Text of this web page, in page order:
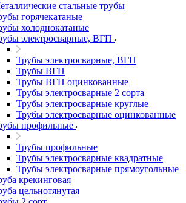
стальные трубы
горячекатаные
холоднокатаные
электросварные, ВГП
Трубы электросварные, ВГП
Трубы ВГП
Трубы ВГП оцинкованные
Трубы электросварные 2 сорта
Трубы электросварные круглые
Трубы электросварные оцинкованные
профильные
Трубы профильные
Трубы электросварные квадратные
Трубы электросварные прямоугольные
крекинговая
цельнотянутая